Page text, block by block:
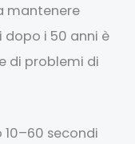
mantenere
dopo i 50 anni è
di problemi di
secondi